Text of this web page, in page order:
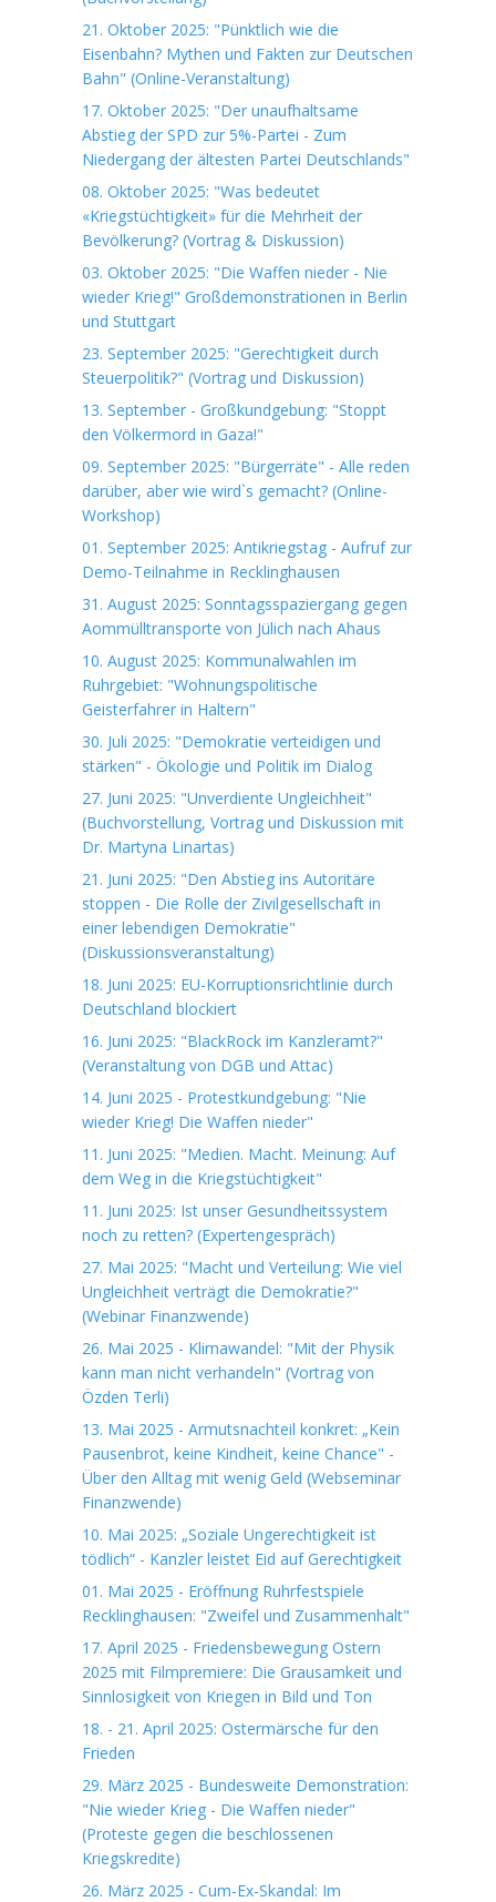
21. Oktober 2025: "Pünktlich wie die
Eisenbahn? Mythen und Fakten zur Deutschen
Bahn" (Online-Veranstaltung)
17. Oktober 2025: "Der unaufhaltsame
Abstieg der SPD zur 5%-Partei - Zum
Niedergang der ältesten Partei Deutschlands"
08. Oktober 2025: "Was bedeutet
«Kriegstüchtigkeit» für die Mehrheit der
Bevölkerung? (Vortrag & Diskussion)
03. Oktober 2025: "Die Waffen nieder - Nie
wieder Krieg!" Großdemonstrationen in Berlin
und Stuttgart
23. September 2025: "Gerechtigkeit durch
Steuerpolitik?" (Vortrag und Diskussion)
13. September - Großkundgebung: "Stoppt
den Völkermord in Gaza!"
09. September 2025: "Bürgerräte" - Alle reden
darüber, aber wie wird`s gemacht? (Online-
Workshop)
01. September 2025: Antikriegstag - Aufruf zur
Demo-Teilnahme in Recklinghausen
31. August 2025: Sonntagsspaziergang gegen
Aommülltransporte von Jülich nach Ahaus
10. August 2025: Kommunalwahlen im
Ruhrgebiet: "Wohnungspolitische
Geisterfahrer in Haltern"
30. Juli 2025: "Demokratie verteidigen und
stärken" - Ökologie und Politik im Dialog
27. Juni 2025: "Unverdiente Ungleichheit"
(Buchvorstellung, Vortrag und Diskussion mit
Dr. Martyna Linartas)
21. Juni 2025: "Den Abstieg ins Autoritäre
stoppen - Die Rolle der Zivilgesellschaft in
einer lebendigen Demokratie"
(Diskussionsveranstaltung)
18. Juni 2025: EU-Korruptionsrichtlinie durch
Deutschland blockiert
16. Juni 2025: "BlackRock im Kanzleramt?"
(Veranstaltung von DGB und Attac)
14. Juni 2025 - Protestkundgebung: "Nie
wieder Krieg! Die Waffen nieder"
11. Juni 2025: "Medien. Macht. Meinung: Auf
dem Weg in die Kriegstüchtigkeit"
11. Juni 2025: Ist unser Gesundheitssystem
noch zu retten? (Expertengespräch)
27. Mai 2025: "Macht und Verteilung: Wie viel
Ungleichheit verträgt die Demokratie?"
(Webinar Finanzwende)
26. Mai 2025 - Klimawandel: "Mit der Physik
kann man nicht verhandeln" (Vortrag von
Özden Terli)
13. Mai 2025 - Armutsnachteil konkret: „Kein
Pausenbrot, keine Kindheit, keine Chance" -
Über den Alltag mit wenig Geld (Webseminar
Finanzwende)
10. Mai 2025: „Soziale Ungerechtigkeit ist
tödlich“ - Kanzler leistet Eid auf Gerechtigkeit
01. Mai 2025 - Eröffnung Ruhrfestspiele
Recklinghausen: "Zweifel und Zusammenhalt"
17. April 2025 - Friedensbewegung Ostern
2025 mit Filmpremiere: Die Grausamkeit und
Sinnlosigkeit von Kriegen in Bild und Ton
18. - 21. April 2025: Ostermärsche für den
Frieden
29. März 2025 - Bundesweite Demonstration:
"Nie wieder Krieg - Die Waffen nieder"
(Proteste gegen die beschlossenen
Kriegskredite)
26. März 2025 - Cum-Ex-Skandal: Im